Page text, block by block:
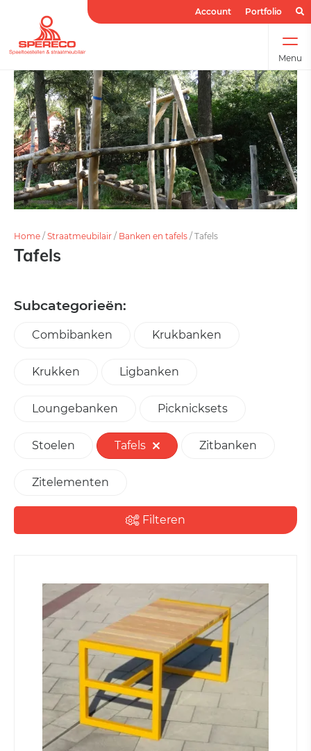
Account Portfolio
Menu
Home / Straatmeubilair / Banken en tafels / Tafels
Tafels
Subcategorieën:
Combibanken Krukbanken
Krukken Ligbanken
Loungebanken Picknicksets
Stoelen Tafels Zitbanken
Zitelementen
Filteren